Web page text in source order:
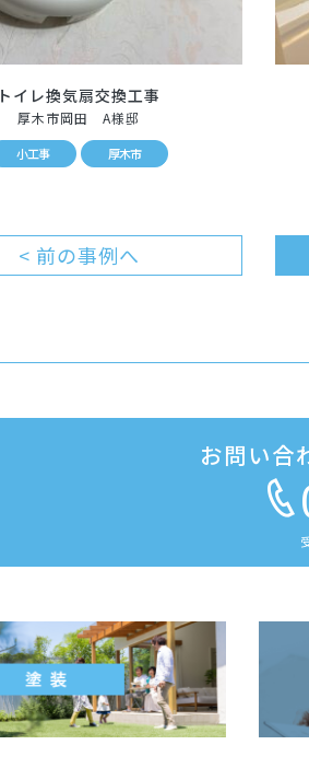
トイレ換気扇交換工事
厚木市岡田 A様邸
小工事 厚木市
< 前の事例へ
お問い合